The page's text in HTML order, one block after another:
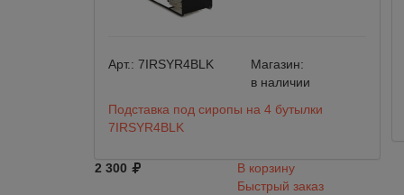
Арт.: 7IRSYR4BLK
Магазин:
в наличии
Подставка под сиропы на 4 бутылки
7IRSYR4BLK
2 300
В корзину
Быстрый заказ